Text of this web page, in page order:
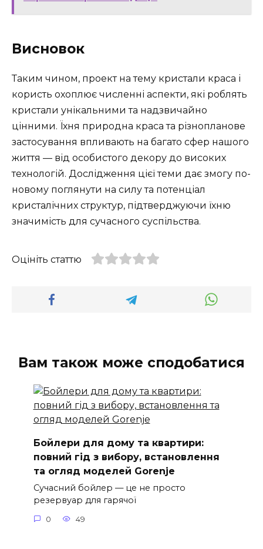
Висновок
Таким чином, проект на тему кристали краса і
користь охоплює численні аспекти, які роблять
кристали унікальними та надзвичайно
цінними. Їхня природна краса та різнопланове
застосування впливають на багато сфер нашого
життя — від особистого декору до високих
технологій. Дослідження цієї теми дає змогу по-
новому поглянути на силу та потенціал
кристалічних структур, підтверджуючи їхню
значимість для сучасного суспільства.
Оцініть статтю
Вам також може сподобатися
Бойлери для дому та квартири:
повний гід з вибору, встановлення
та огляд моделей Gorenje
Сучасний бойлер — це не просто
резервуар для гарячої
0 49